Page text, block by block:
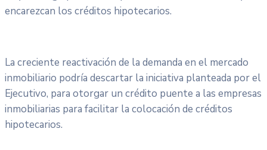
encarezcan los créditos hipotecarios.
La creciente reactivación de la demanda en el mercado
inmobiliario podría descartar la iniciativa planteada por el
Ejecutivo, para otorgar un crédito puente a las empresas
inmobiliarias para facilitar la colocación de créditos
hipotecarios.